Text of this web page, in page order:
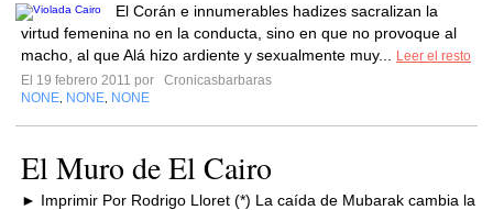
El Corán e innumerables hadizes sacralizan la
virtud femenina no en la conducta, sino en que no provoque al
macho, al que Alá hizo ardiente y sexualmente muy...
Leer el resto
El 19 febrero 2011 por
Cronicasbarbaras
NONE NONE NONE
El Muro de El Cairo
► Imprimir Por Rodrigo Lloret (*) La caída de Mubarak cambia la